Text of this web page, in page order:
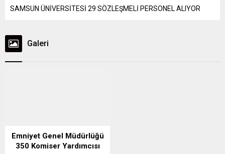
SAMSUN ÜNİVERSİTESİ 29 SÖZLEŞMELİ PERSONEL ALIYOR
Galeri
Emniyet Genel Müdürlüğü
350 Komiser Yardımcısı